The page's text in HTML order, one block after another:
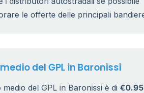
le offerte delle principali
del GPL in Baronissi
del GPL in Baronissi è di